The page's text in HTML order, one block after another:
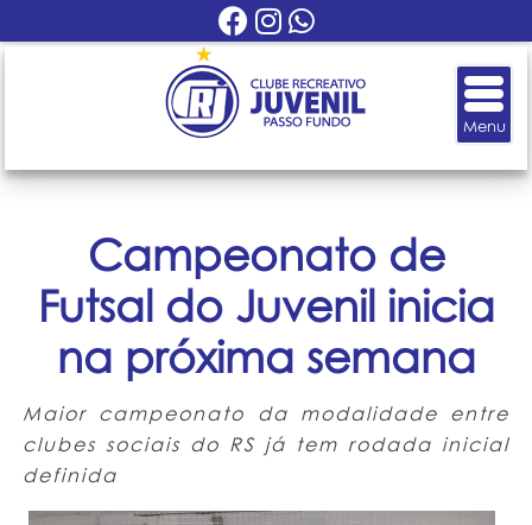
Campeonato de
Futsal do Juvenil inicia
na próxima semana
Maior campeonato da modalidade entre
clubes sociais do RS já tem rodada inicial
definida